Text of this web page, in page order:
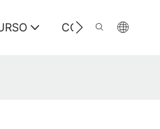
CONTÁCTENOS